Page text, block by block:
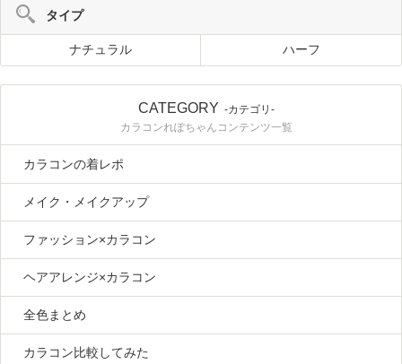
タイプ
ナチュラル ハーフ
CATEGORY -カテゴリ-
カラコンれぽちゃんコンテンツ一覧
カラコンの着レポ
メイク・メイクアップ
ファッション×カラコン
ヘアアレンジ×カラコン
全色まとめ
カラコン比較してみた